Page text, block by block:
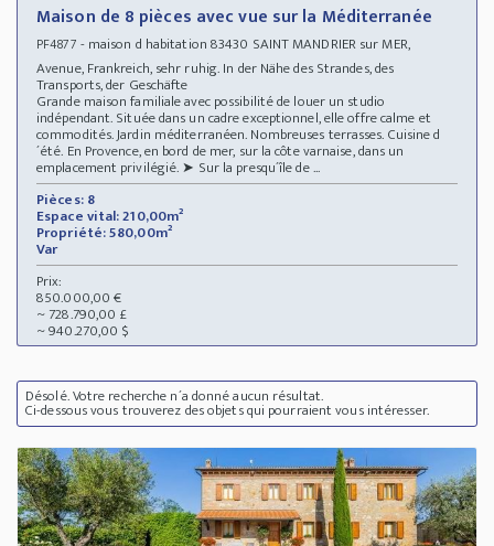
Maison de 8 pièces avec vue sur la Méditerranée
PF4877 - maison d habitation 83430 SAINT MANDRIER sur MER,
Avenue, Frankreich, sehr ruhig. In der Nähe des Strandes, des
Transports, der Geschäfte
Grande maison familiale avec possibilité de louer un studio
indépendant. Située dans un cadre exceptionnel, elle offre calme et
commodités. Jardin méditerranéen. Nombreuses terrasses. Cuisine d
´été. En Provence, en bord de mer, sur la côte varnaise, dans un
emplacement privilégié. ➤ Sur la presqu´île de ...
Pièces: 8
Espace vital: 210,00m²
Propriété: 580,00m²
Var
Prix:
850.000,00 €
~ 728.790,00 £
~ 940.270,00 $
Désolé. Votre recherche n´a donné aucun résultat.
Ci-dessous vous trouverez des objets qui pourraient vous intéresser.